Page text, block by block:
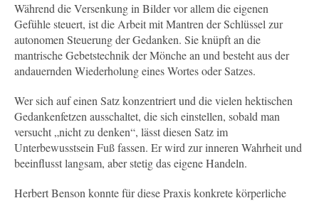
Während die Versenkung in Bilder vor allem die eigenen
Gefühle steuert, ist die Arbeit mit Mantren der Schlüssel zur
autonomen Steuerung der Gedanken. Sie knüpft an die
mantrische Gebetstechnik der Mönche an und besteht aus der
andauernden Wiederholung eines Wortes oder Satzes.
Wer sich auf einen Satz konzentriert und die vielen hektischen
Gedankenfetzen ausschaltet, die sich einstellen, sobald man
versucht „nicht zu denken“, lässt diesen Satz im
Unterbewusstsein Fuß fassen. Er wird zur inneren Wahrheit und
beeinflusst langsam, aber stetig das eigene Handeln.
Herbert Benson konnte für diese Praxis konkrete körperliche